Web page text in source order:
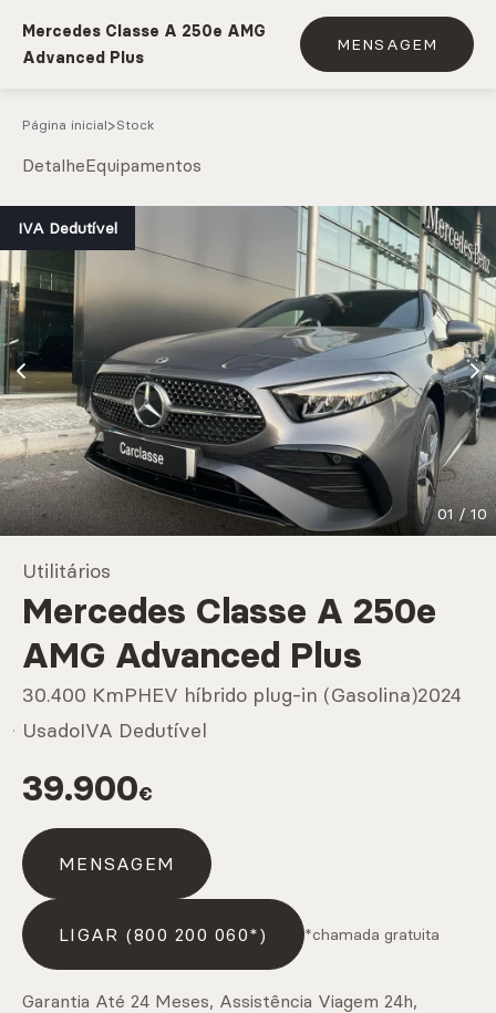
Mercedes Classe A 250e AMG
Advanced Plus
MENSAGEM
Página inicial Stock
DetalheEquipamentos
01 / 10
IVA Dedutível
Utilitários
Mercedes Classe A 250e
AMG Advanced Plus
30.400 KmPHEV híbrido plug-in (Gasolina)2024
UsadoIVA Dedutível
39.900€
MENSAGEM
LIGAR (800 200 060*) *chamada gratuita
Garantia Até 24 Meses, Assistência Viagem 24h,
e.g. Mercedes-Benz; BMW; Ford
Stock
CARREGAR MAIS
Marcas
CARREGAR MAIS
Serviços
CARREGAR MAIS